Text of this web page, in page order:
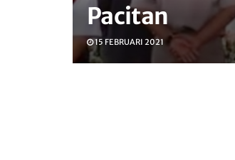
Pacitan
15 FEBRUARI 2021